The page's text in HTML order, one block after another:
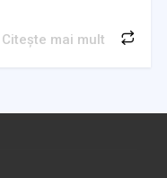
Citește mai mult